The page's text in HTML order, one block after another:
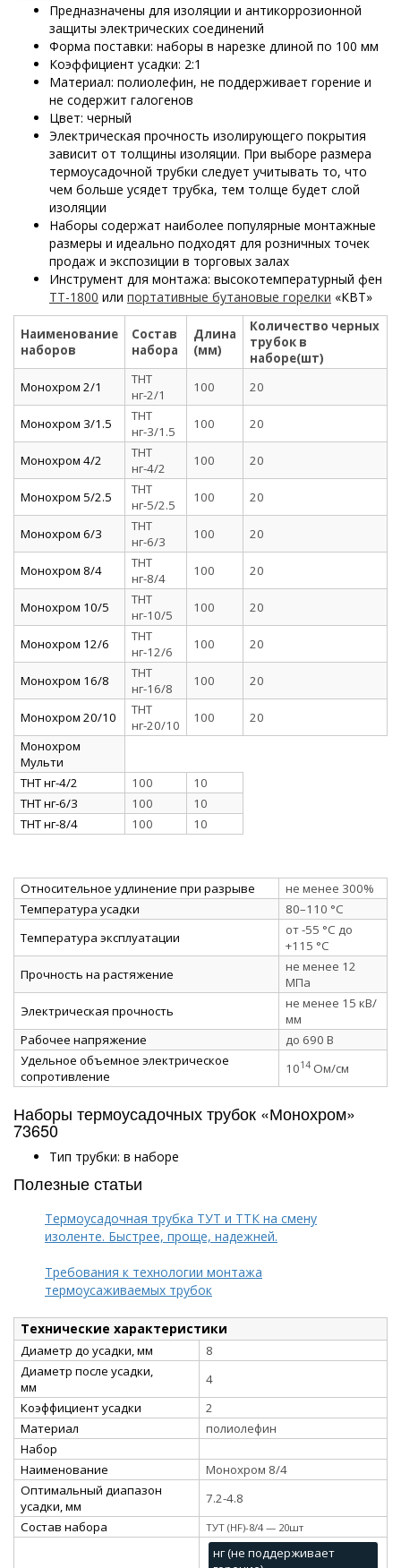
Предназначены для изоляции и антикоррозионной
защиты электрических соединений
Форма поставки: наборы в нарезке длиной по 100 мм
Коэффициент усадки: 2:1
Материал: полиолефин, не поддерживает горение и
не содержит галогенов
Цвет: черный
Электрическая прочность изолирующего покрытия
зависит от толщины изоляции. При выборе размера
термоусадочной трубки следует учитывать то, что
чем больше усядет трубка, тем толще будет слой
изоляции
Наборы содержат наиболее популярные монтажные
размеры и идеально подходят для розничных точек
продаж и экспозиции в торговых залах
Инструмент для монтажа: высокотемпературный фен
ТТ-1800 или портативные бутановые горелки «КВТ»
Наименование
наборов
Состав
набора
Длина
(мм)
Количество черных
трубок в
наборе(шт)
Монохром 2/1
ТНТ
нг-2/1
100 20
Монохром 3/1.5
ТНТ
нг-3/1.5
100 20
Монохром 4/2
ТНТ
нг-4/2
100 20
Монохром 5/2.5
ТНТ
нг-5/2.5
100 20
Монохром 6/3
ТНТ
нг-6/3
100 20
Монохром 8/4
ТНТ
нг-8/4
100 20
Монохром 10/5
ТНТ
нг-10/5
100 20
Монохром 12/6
ТНТ
нг-12/6
100 20
Монохром 16/8
ТНТ
нг-16/8
100 20
Монохром 20/10
ТНТ
нг-20/10
100
20
Монохром
Мульти
ТНТ нг-4/2
100
10
ТНТ нг-6/3
100
10
ТНТ нг-8/4
100 10
Относительное удлинение при разрыве
не менее 300%
Температура усадки
80–110 °C
Температура эксплуатации
от -55 °C до
+115 °C
Прочность на растяжение
не менее 12
МПа
Электрическая прочность
не менее 15 кВ/
мм
Рабочее напряжение
до 690 В
Удельное объемное электрическое
сопротивление
1014 Ом/см
Наборы термоусадочных трубок «Монохром»
73650
Тип трубки: в наборе
Полезные статьи
Термоусадочная трубка ТУТ и ТТК на смену
изоленте. Быстрее, проще, надежней.
Требования к технологии монтажа
термоусаживаемых трубок
Технические характеристики
Диаметр до усадки, мм
8
Диаметр после усадки,
мм
4
Коэффициент усадки
2
Материал
полиолефин
Набор
Наименование
Монохром 8/4
Оптимальный диапазон
усадки, мм
7.2-4.8
Состав набора
ТУТ (HF)-8/4 — 20шт
нг (не поддерживает